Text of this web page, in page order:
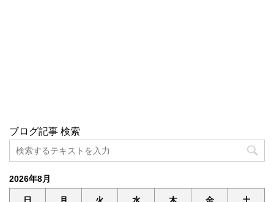
ブログ記事 検索
2026年8月
日 月 火 水 木 金 土